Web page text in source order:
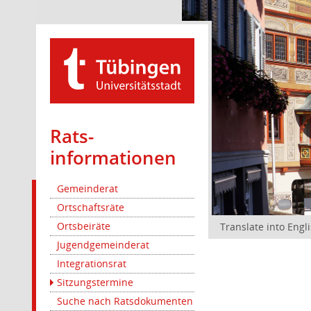
Rats­
informationen
Gemeinderat
Ortschaftsräte
Ortsbeiräte
Jugendgemeinderat
Integrationsrat
Sitzungstermine
Suche nach Ratsdokumenten
Translate into